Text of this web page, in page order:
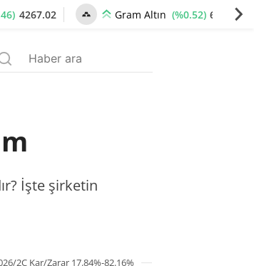
4267.02 Gram Altın (%0.52) 6529.94
İşte şirketin
2Ç Kar/Zarar 17.84%-82.16%